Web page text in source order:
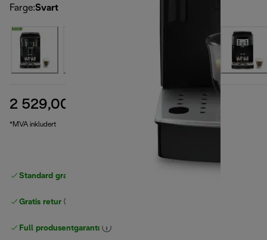
Farge:Svart
2 529,00 kr opprinnelig pris 3 899,00 kr
*MVA inkludert
Standard gratis levering
Gratis retur
Full produsentgaranti